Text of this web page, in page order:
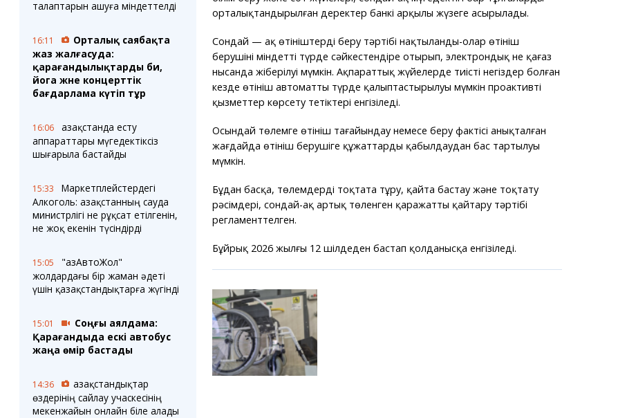
талаптарын ашуға міндеттелді
16:11
Орталық саябақта
жаз жалғасуда:
қарағандылықтарды би,
йога және концерттік
бағдарлама күтіп тұр
16:06
Қазақстанда есту
аппараттары мүгедектіксіз
шығарыла бастайды
15:33
Маркетплейстердегі
Алкоголь: Қазақстанның сауда
министрлігі не рұқсат етілгенін,
не жоқ екенін түсіндірді
15:05
"ҚазАвтоЖол"
жолдардағы бір жаман әдеті
үшін қазақстандықтарға жүгінді
15:01
Соңғы аялдама:
Қарағандыда ескі автобус
жаңа өмір бастады
14:36
Қазақстандықтар
өздерінің сайлау учаскесінің
мекенжайын онлайн біле алады
орталықтандырылған деректер банкі арқылы жүзеге асырылады.
Сондай — ақ өтініштерді беру тәртібі нақтыланды-олар өтініш
берушіні міндетті түрде сәйкестендіре отырып, электрондық не қағаз
нысанда жіберілуі мүмкін. Ақпараттық жүйелерде тиісті негіздер болған
кезде өтініш автоматты түрде қалыптастырылуы мүмкін проактивті
қызметтер көрсету тетіктері енгізіледі.
Осындай төлемге өтініш тағайындау немесе беру фактісі анықталған
жағдайда өтініш берушіге құжаттарды қабылдаудан бас тартылуы
мүмкін.
Бұдан басқа, төлемдерді тоқтата тұру, қайта бастау және тоқтату
рәсімдері, сондай-ақ артық төленген қаражатты қайтару тәртібі
регламенттелген.
Бұйрық 2026 жылғы 12 шілдеден бастап қолданысқа енгізіледі.